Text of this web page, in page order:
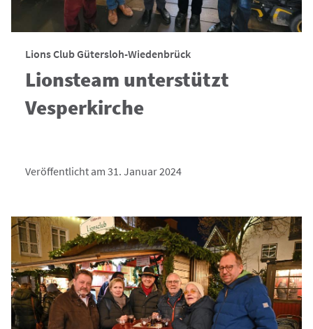
Lions Club Gütersloh-Wiedenbrück
Lionsteam unterstützt
Vesperkirche
Veröffentlicht am 31. Januar 2024